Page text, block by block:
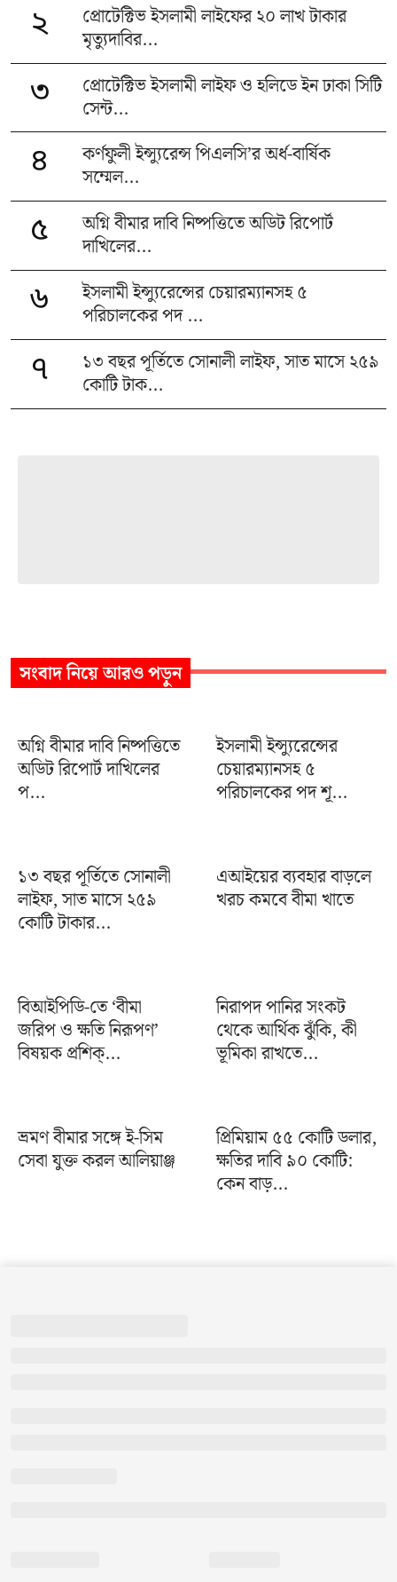
২
প্রোটেক্টিভ ইসলামী লাইফের ২০ লাখ টাকার
মৃত্যুদাবির...
৩
প্রোটেক্টিভ ইসলামী লাইফ ও হলিডে ইন ঢাকা সিটি
সেন্ট...
৪
কর্ণফুলী ইন্স্যুরেন্স পিএলসি’র অর্ধ-বার্ষিক
সম্মেল...
৫
অগ্নি বীমার দাবি নিষ্পত্তিতে অডিট রিপোর্ট
দাখিলের...
৬
ইসলামী ইন্স্যুরেন্সের চেয়ারম্যানসহ ৫
পরিচালকের পদ ...
৭
১৩ বছর পূর্তিতে সোনালী লাইফ, সাত মাসে ২৫৯
কোটি টাক...
সংবাদনিয়ে আরও পড়ুন
অগ্নি বীমার দাবি নিষ্পত্তিতে
অডিট রিপোর্ট দাখিলের
প...
ইসলামী ইন্স্যুরেন্সের
চেয়ারম্যানসহ ৫
পরিচালকের পদ শূ...
১৩ বছর পূর্তিতে সোনালী
লাইফ, সাত মাসে ২৫৯
কোটি টাকার...
এআইয়ের ব্যবহার বাড়লে
খরচ কমবে বীমা খাতে
বিআইপিডি-তে ‘বীমা
জরিপ ও ক্ষতি নিরূপণ’
বিষয়ক প্রশিক্...
নিরাপদ পানির সংকট
থেকে আর্থিক ঝুঁকি, কী
ভূমিকা রাখতে...
ভ্রমণ বীমার সঙ্গে ই-সিম
সেবা যুক্ত করল আলিয়াঞ্জ
প্রিমিয়াম ৫৫ কোটি ডলার,
ক্ষতির দাবি ৯০ কোটি:
কেন বাড়...